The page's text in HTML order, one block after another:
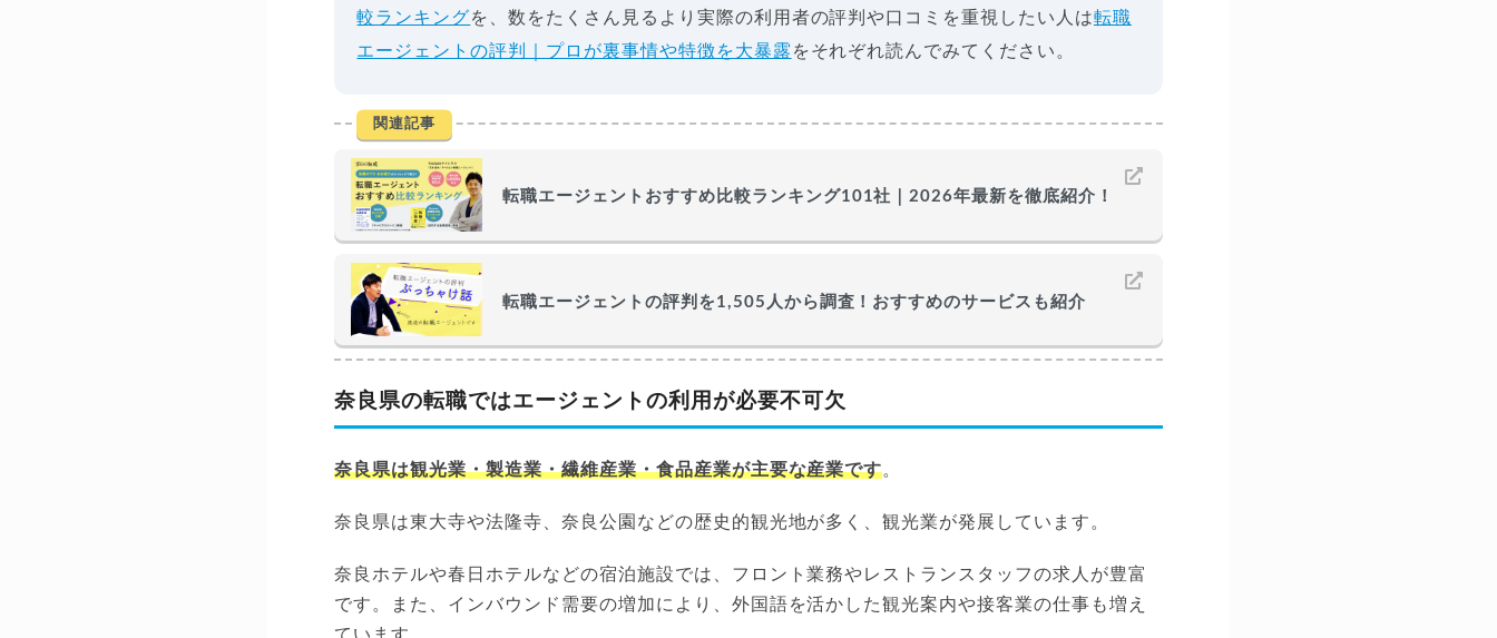
較ランキングを、数をたくさん見るより実際の利用者の評判や口コミを重視したい人は転職
エージェントの評判｜プロが裏事情や特徴を大暴露 をそれぞれ読んでみてください。
関連記事
転職エージェントおすすめ比較ランキング101社｜2026年最新を徹底紹介！
転職エージェントの評判を1,505人から調査！おすすめのサービスも紹介
奈良県の転職ではエージェントの利用が必要不可欠
奈良県は観光業・製造業・繊維産業・食品産業が主要な産業です。
奈良県は東大寺や法隆寺、奈良公園などの歴史的観光地が多く、観光業が発展しています。
奈良ホテルや春日ホテルなどの宿泊施設では、フロント業務やレストランスタッフの求人が豊富
です。また、インバウンド需要の増加により、外国語を活かした観光案内や接客業の仕事も増え